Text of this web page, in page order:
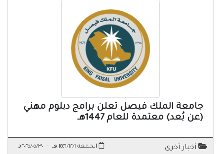
جامعة الملك فيصل تعلن برامج دبلوم مهني
(عن بُعد) معتمدة للعام 1447هـ
أخبار أخرى الجمعه ١٤٤٦/١٢/١ هـ - ٢٠٢٥/٠٥/٣٠م